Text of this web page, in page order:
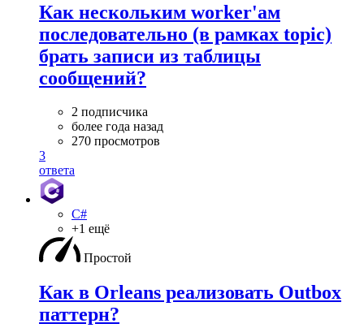
Как нескольким worker'ам
последовательно (в рамках topic)
брать записи из таблицы
сообщений?
2 подписчика
более года назад
270 просмотров
3
ответа
C#
+1 ещё
Простой
Как в Orleans реализовать Outbox
паттерн?